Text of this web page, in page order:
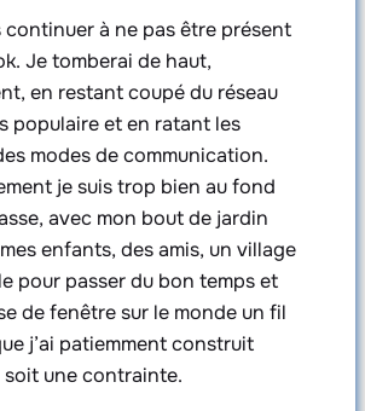
continuer à ne pas être présent
Je tomberai de haut,
en restant coupé du réseau
populaire et en ratant les
modes de communication.
je suis trop bien au fond
avec mon bout de jardin
enfants, des amis, un village
pour passer du bon temps et
de fenêtre sur le monde un fil
j’ai patiemment construit
soit une contrainte.